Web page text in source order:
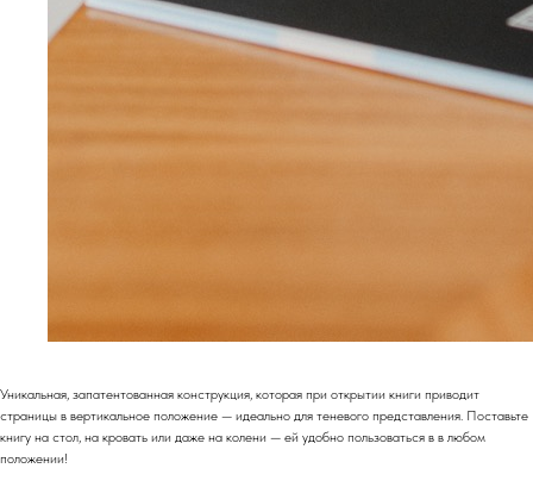
Уникальная, запатентованная конструкция, которая при открытии книги приводит
страницы в вертикальное положение — идеально для теневого представления. Поставьте
книгу на стол, на кровать или даже на колени — ей удобно пользоваться в в любом
положении!